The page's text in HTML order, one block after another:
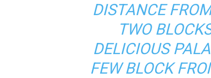
DISTANCE
TWO
DELICIOUS
FEW BLOCK